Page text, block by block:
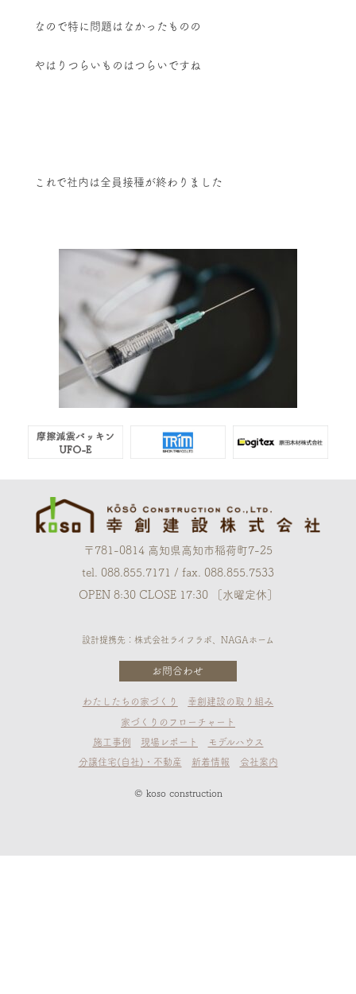
なので特に問題はなかったものの
やはりつらいものはつらいですね
これで社内は全員接種が終わりました
〒781-0814 高知県高知市稲荷町7-25
tel. 088.855.7171 / fax. 088.855.7533
OPEN 8:30 CLOSE 17:30 ［水曜定休］
設計提携先：株式会社ライフラボ、NAGAホーム
お問合わせ
わたしたちの家づくり 幸創建設の取り組み
家づくりのフローチャート
施工事例 現場レポート モデルハウス
分譲住宅(自社)・不動産 新着情報 会社案内
© koso construction